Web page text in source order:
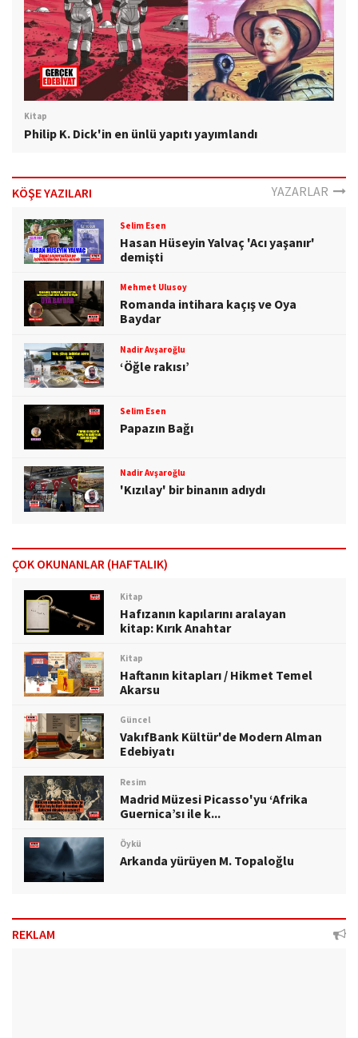
Kitap
Philip K. Dick'in en ünlü yapıtı yayımlandı
KÖŞE YAZILARI YAZARLAR
Selim Esen
Hasan Hüseyin Yalvaç 'Acı yaşanır'
demişti
Mehmet Ulusoy
Romanda intihara kaçış ve Oya
Baydar
Nadir Avşaroğlu
‘Öğle rakısı’
Selim Esen
Papazın Bağı
Nadir Avşaroğlu
'Kızılay' bir binanın adıydı
ÇOK OKUNANLAR (HAFTALIK)
Kitap
Hafızanın kapılarını aralayan
kitap: Kırık Anahtar
Kitap
Haftanın kitapları / Hikmet Temel
Akarsu
Güncel
VakıfBank Kültür'de Modern Alman
Edebiyatı
Resim
Madrid Müzesi Picasso'yu ‘Afrika
Guernica’sı ile k...
Öykü
Arkanda yürüyen M. Topaloğlu
REKLAM